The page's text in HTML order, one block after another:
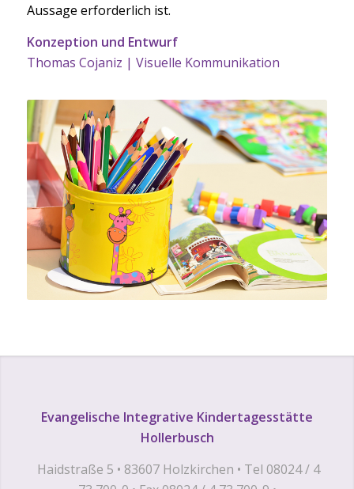
Aussage erforderlich ist.
Konzeption und Entwurf
Thomas Cojaniz | Visuelle Kommunikation
Evangelische Integrative Kindertagesstätte
Hollerbusch
Haidstraße 5 • 83607 Holzkirchen • Tel 08024 / 4